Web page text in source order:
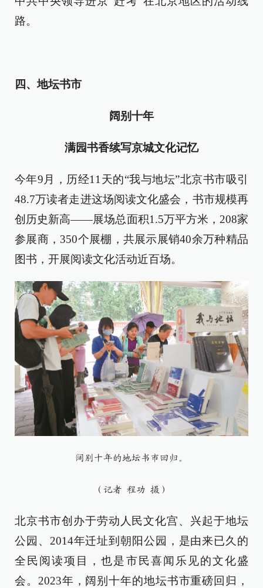
路。
四、地坛书市
阔别十年
满园书香续写京城文化记忆
今年9月，历经11天的“我与地坛”北京书市吸引
48.7万读者走进这场阅读文化盛会，书市规模再
创历史新高——展场总面积1.5万平方米，208家
参展商，350个展棚，共展示展销40余万种精品
图书，开展阅读文化活动近百场。
阔别十年的地坛书市回归。
（记者 程功 摄）
北京书市创办于劳动人民文化宫、兴起于地坛
公园、2014年迁址到朝阳公园，是由来已久的
全民阅读项目，也是市民喜闻乐见的文化盛
会。2023年，阔别十年的地坛书市重磅回归，